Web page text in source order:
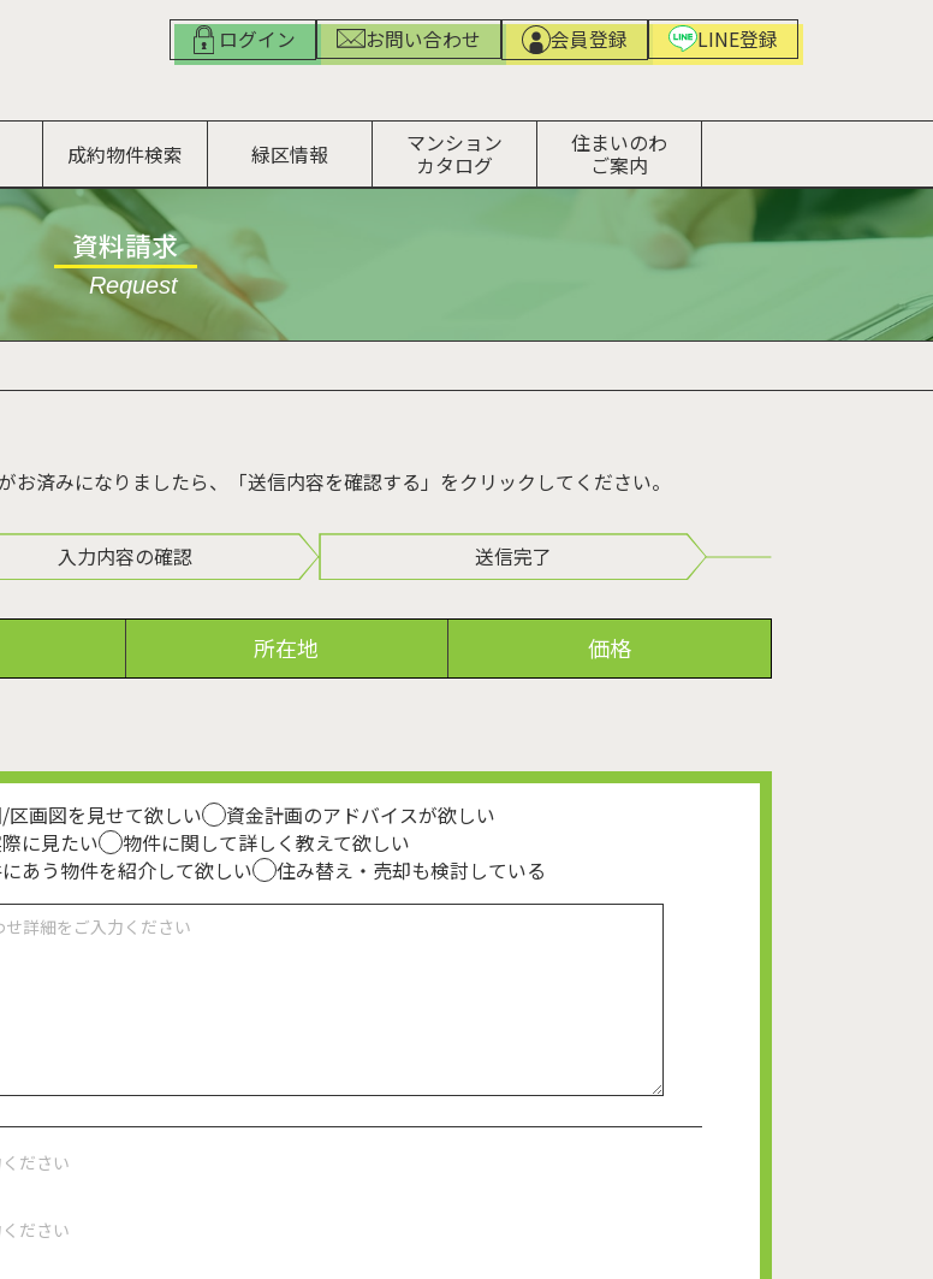
ログイン お問い合わせ 会員登録 LINE登録
成約物件検索 緑区情報
マンション
カタログ
住まいのわ
ご案内
資料請求
Request
済みになりましたら、「送信内容を確認する」をクリックしてください。
入力内容の確認 送信完了
所在地 価格
区画図を見せて欲しい
資金計画のアドバイスが欲しい
に見たい
物件に関して詳しく教えて欲しい
あう物件を紹介して欲しい
住み替え・売却も検討している